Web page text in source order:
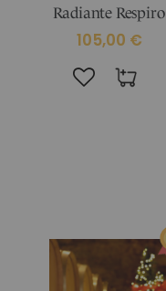
Radiante Respiro
105,00 €